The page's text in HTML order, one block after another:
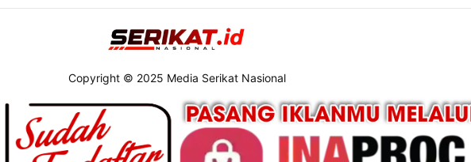
Copyright © 2025 Media Serikat Nasional